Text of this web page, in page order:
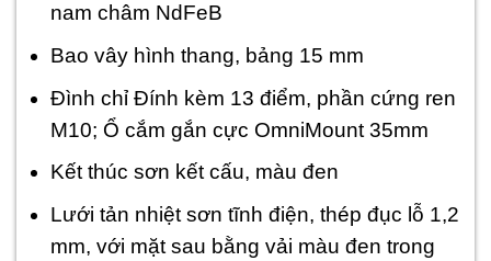
nam châm NdFeB
Bao vây hình thang, bảng 15 mm
Đình chỉ Đính kèm 13 điểm, phần cứng ren
M10; Ổ cắm gắn cực OmniMount 35mm
Kết thúc sơn kết cấu, màu đen
Lưới tản nhiệt sơn tĩnh điện, thép đục lỗ 1,2
mm, với mặt sau bằng vải màu đen trong